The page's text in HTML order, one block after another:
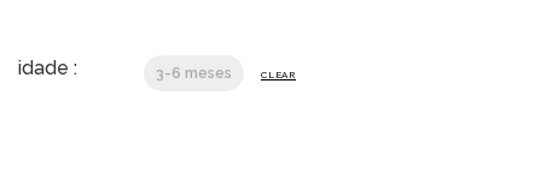
idade : 3-6 meses CLEAR